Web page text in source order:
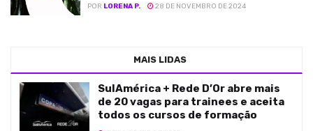
POR LORENA P. 28 DE NOVEMBRO DE 2024
MAIS LIDAS
SulAmérica + Rede D’Or abre mais
de 20 vagas para trainees e aceita
todos os cursos de formação